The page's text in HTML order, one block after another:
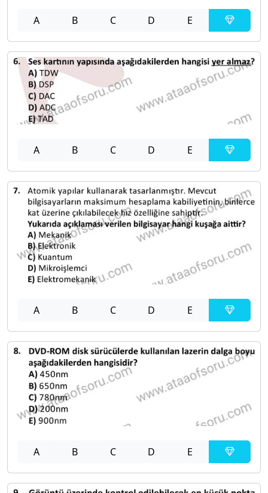
A B C D E
A B C D E
A B C D E
A B C D E